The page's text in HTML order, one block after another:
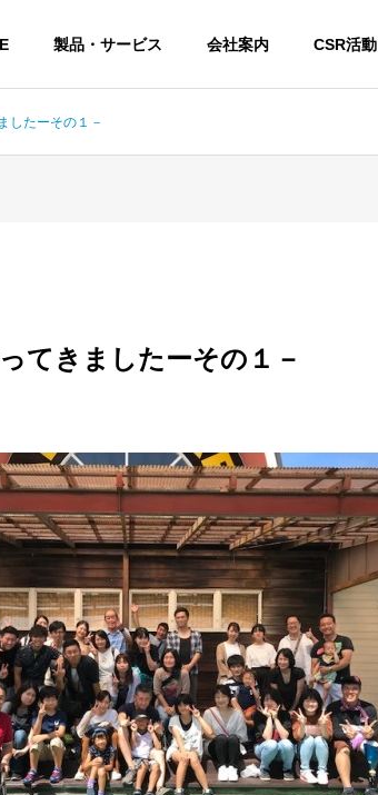
製品・サービス 会社案内 CSR活動
したーその１－
てきましたーその１－